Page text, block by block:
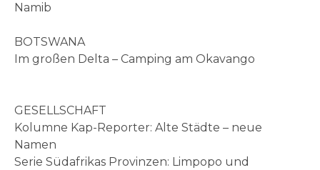
Namib
BOTSWANA
Im großen Delta – Camping am Okavango
GESELLSCHAFT
Kolumne Kap-Reporter: Alte Städte – neue
Namen
Serie Südafrikas Provinzen: Limpopo und